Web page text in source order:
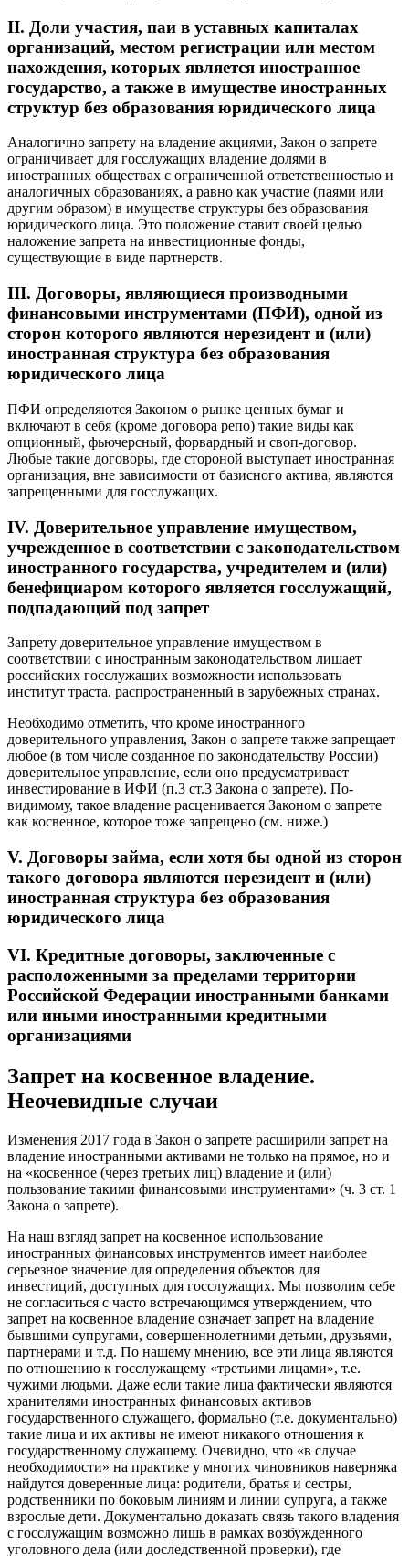
II. Доли участия, паи в уставных капиталах
организаций, местом регистрации или местом
нахождения, которых является иностранное
государство, а также в имуществе иностранных
структур без образования юридического лица
Аналогично запрету на владение акциями, Закон о запрете
ограничивает для госслужащих владение долями в
иностранных обществах с ограниченной ответственностью и
аналогичных образованиях, а равно как участие (паями или
другим образом) в имуществе структуры без образования
юридического лица. Это положение ставит своей целью
наложение запрета на инвестиционные фонды,
существующие в виде партнерств.
III. Договоры, являющиеся производными
финансовыми инструментами (ПФИ), одной из
сторон которого являются нерезидент и (или)
иностранная структура без образования
юридического лица
ПФИ определяются Законом о рынке ценных бумаг и
включают в себя (кроме договора репо) такие виды как
опционный, фьючерсный, форвардный и своп-договор.
Любые такие договоры, где стороной выступает иностранная
организация, вне зависимости от базисного актива, являются
запрещенными для госслужащих.
IV. Доверительное управление имуществом,
учрежденное в соответствии с законодательством
иностранного государства, учредителем и (или)
бенефициаром которого является госслужащий,
подпадающий под запрет
Запрету доверительное управление имуществом в
соответствии с иностранным законодательством лишает
российских госслужащих возможности использовать
институт траста, распространенный в зарубежных странах.
Необходимо отметить, что кроме иностранного
доверительного управления, Закон о запрете также запрещает
любое (в том числе созданное по законодательству России)
доверительное управление, если оно предусматривает
инвестирование в ИФИ (п.3 ст.3 Закона о запрете). По-
видимому, такое владение расценивается Законом о запрете
как косвенное, которое тоже запрещено (см. ниже.)
V. Договоры займа, если хотя бы одной из сторон
такого договора являются нерезидент и (или)
иностранная структура без образования
юридического лица
VI. Кредитные договоры, заключенные с
расположенными за пределами территории
Российской Федерации иностранными банками
или иными иностранными кредитными
организациями
Запрет на косвенное владение.
Неочевидные случаи
Изменения 2017 года в Закон о запрете расширили запрет на
владение иностранными активами не только на прямое, но и
на «косвенное (через третьих лиц) владение и (или)
пользование такими финансовыми инструментами» (ч. 3 ст. 1
Закона о запрете).
На наш взгляд запрет на косвенное использование
иностранных финансовых инструментов имеет наиболее
серьезное значение для определения объектов для
инвестиций, доступных для госслужащих. Мы позволим себе
не согласиться с часто встречающимся утверждением, что
запрет на косвенное владение означает запрет на владение
бывшими супругами, совершеннолетними детьми, друзьями,
партнерами и т.д. По нашему мнению, все эти лица являются
по отношению к госслужащему «третьими лицами», т.е.
чужими людьми. Даже если такие лица фактически являются
хранителями иностранных финансовых активов
государственного служащего, формально (т.е. документально)
такие лица и их активы не имеют никакого отношения к
государственному служащему. Очевидно, что «в случае
необходимости» на практике у многих чиновников наверняка
найдутся доверенные лица: родители, братья и сестры,
родственники по боковым линиям и линии супруга, а также
взрослые дети. Документально доказать связь такого владения
с госслужащим возможно лишь в рамках возбужденного
уголовного дела (или доследственной проверки), где